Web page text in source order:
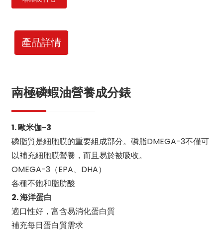
產品詳情
南極磷蝦油營養成分錶
1. 歐米伽-3
磷脂質是細胞膜的重要組成部分。磷脂DMEGA-3不僅可
以補充細胞膜營養，而且易於被吸收。
OMEGA-3（EPA、DHA）
各種不飽和脂肪酸
2. 海洋蛋白
適口性好，富含易消化蛋白質
補充每日蛋白質需求